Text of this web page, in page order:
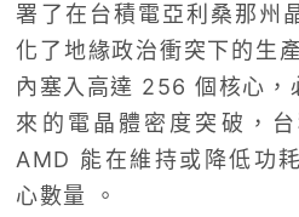
署了在台積電亞利桑那州
化了地緣政治衝突下的生
內塞入高達 256 個核心，
來的電晶體密度突破，
AMD 能在維持或降低功
心數量 。